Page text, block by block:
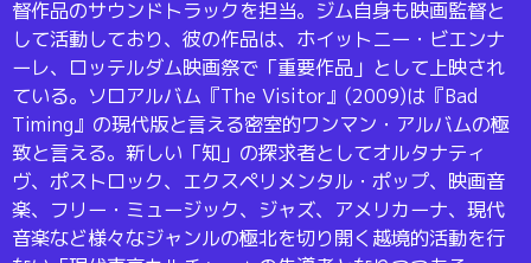
督作品のサウンドトラックを担当。ジム自身も映画監督と
して活動しており、彼の作品は、ホイットニー・ビエンナ
ーレ、ロッテルダム映画祭で「重要作品」として上映され
ている。ソロアルバム『The Visitor』(2009)は『Bad
Timing』の現代版と言える密室的ワンマン・アルバムの極
致と言える。新しい「知」の探求者としてオルタナティ
ヴ、ポストロック、エクスペリメンタル・ポップ、映画音
楽、フリー・ミュージック、ジャズ、アメリカーナ、現代
音楽など様々なジャンルの極北を切り開く越境的活動を行